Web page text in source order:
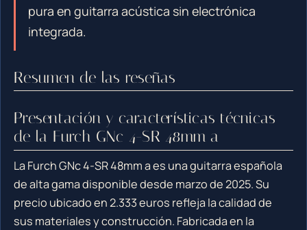
pura en guitarra acústica sin electrónica
integrada.
Resumen de las reseñas
Presentación y características técnicas
de la Furch GNc 4-SR 48mm a
La Furch GNc 4-SR 48mm a es una guitarra española
de alta gama disponible desde marzo de 2025. Su
precio ubicado en 2.333 euros refleja la calidad de
sus materiales y construcción. Fabricada en la